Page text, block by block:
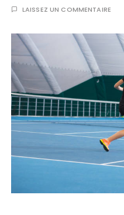
LAISSEZ UN COMMENTAIRE